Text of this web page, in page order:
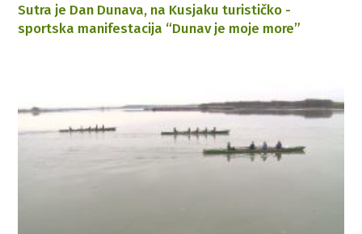
Sutra je Dan Dunava, na Kusjaku turističko -
sportska manifestacija “Dunav je moje more”